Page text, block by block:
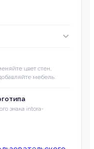
цвет стен,
мебель.
знака intora-